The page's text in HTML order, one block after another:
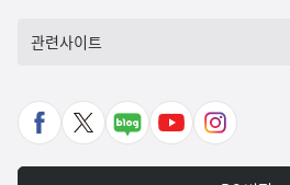
관련사이트
페
X
네
유
인